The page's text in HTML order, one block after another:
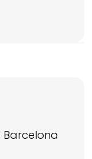
Barcelona